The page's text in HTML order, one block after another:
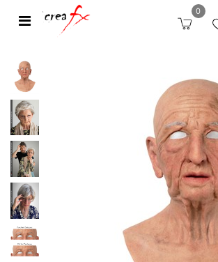
Open 0